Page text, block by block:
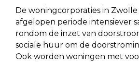
De woningcorporaties in
afgelopen periode intensiever
rondom de inzet van
sociale huur om de
Ook worden woningen met